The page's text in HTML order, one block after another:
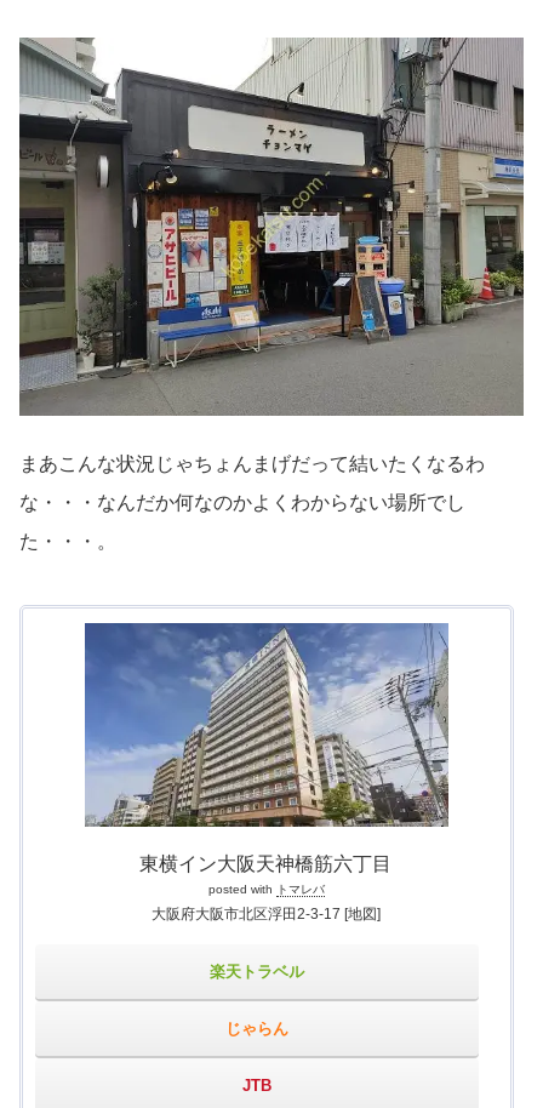
まあこんな状況じゃちょんまげだって結いたくなるわ
な・・・なんだか何なのかよくわからない場所でし
た・・・。
東横イン大阪天神橋筋六丁目
posted with トマレバ
大阪府大阪市北区浮田2-3-17 [地図]
楽天トラベル
じゃらん
JTB